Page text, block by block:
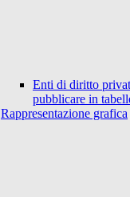
Enti di diritto
pubblicare in
Rappresentazione grafica